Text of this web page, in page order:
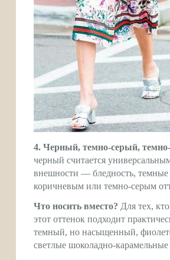
4. Черный, темно-серый,
черный считается
внешности — бледность,
коричневым или темно-серым
Что носить вместо? Для тех,
этот оттенок подходит
темный, но насыщенный,
светлые шоколадно-